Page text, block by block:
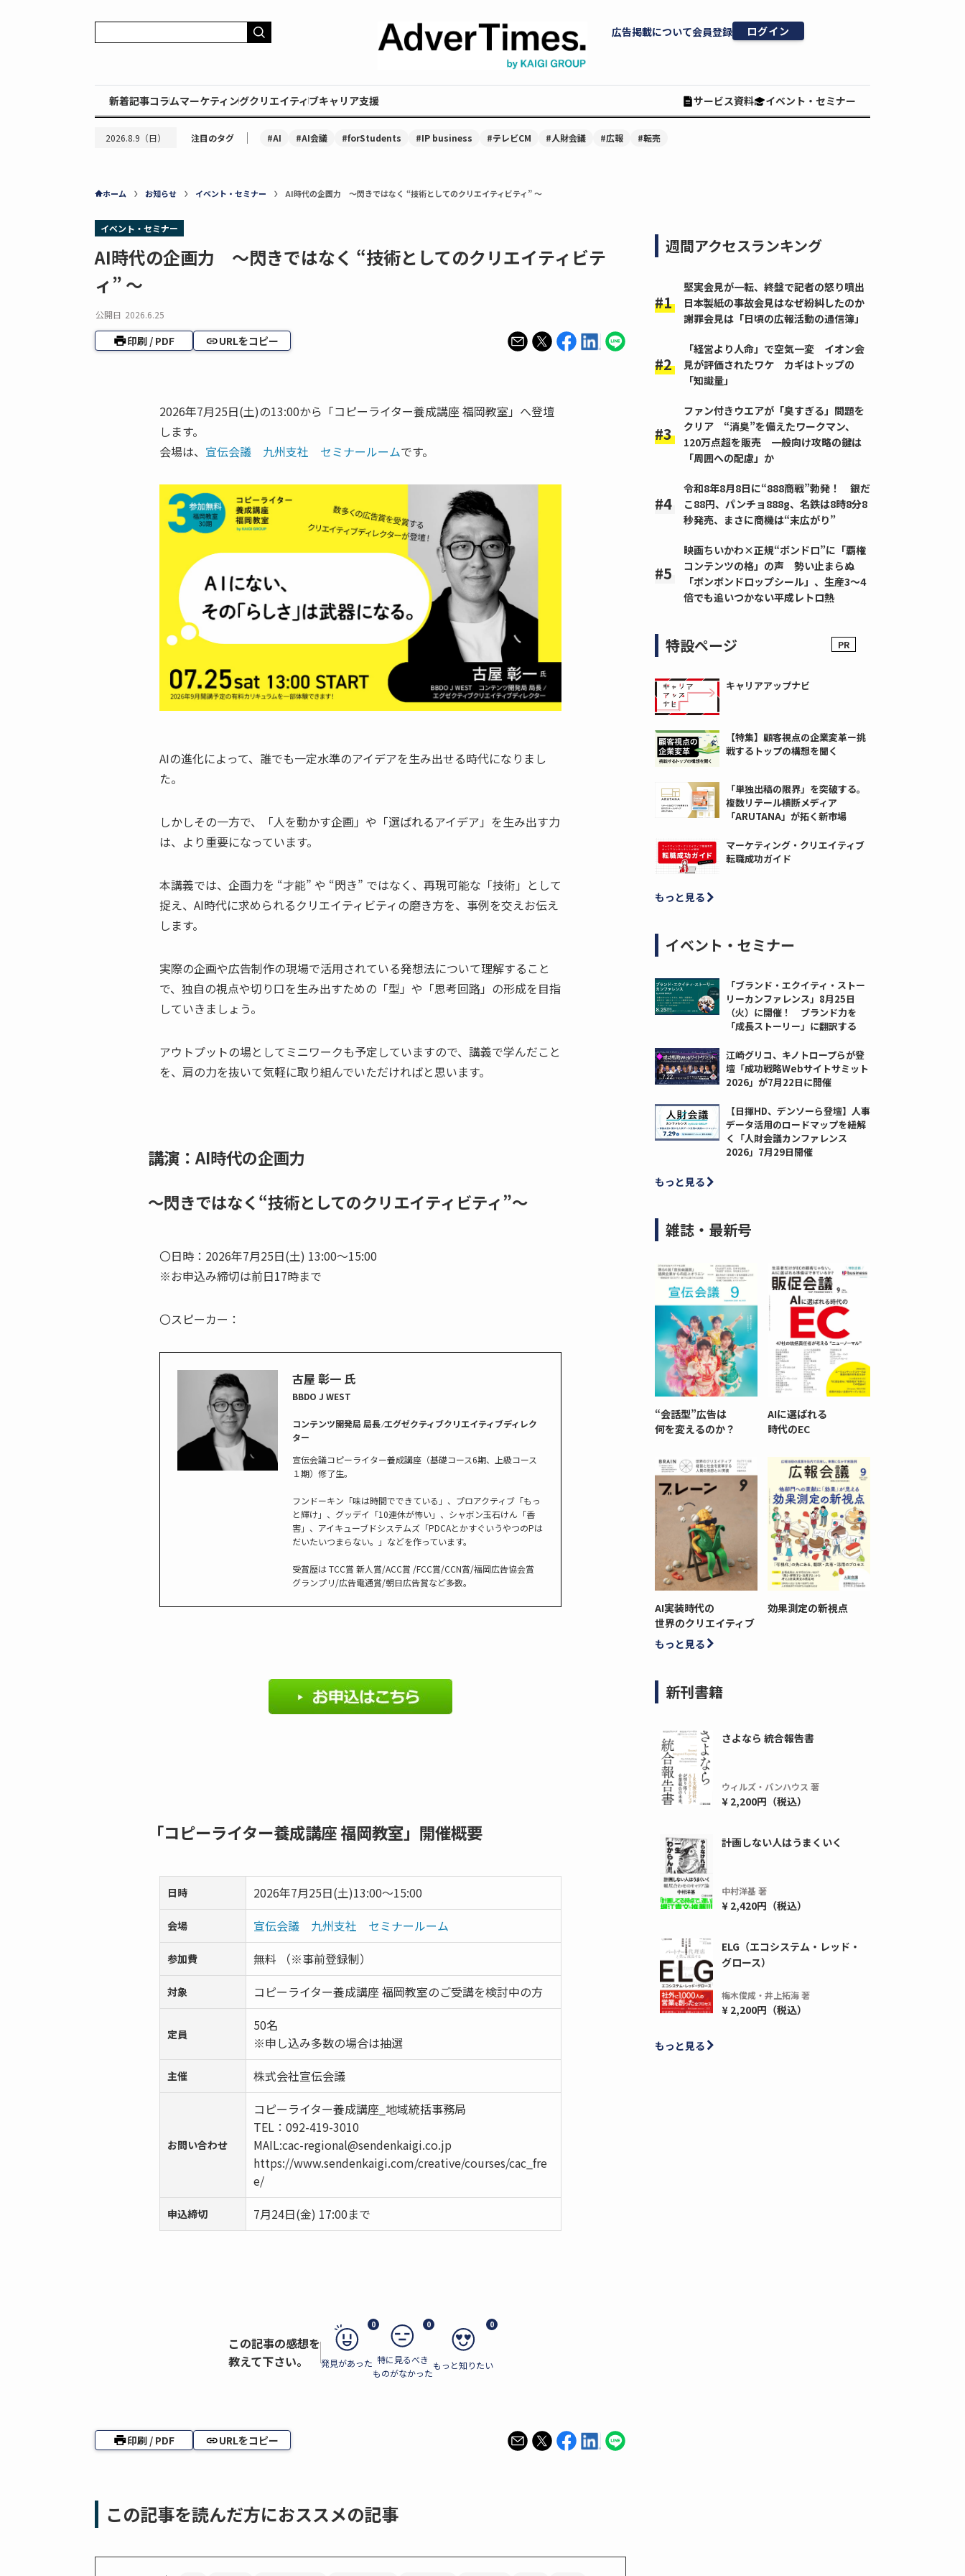
広告掲載について会員登録 ログイン
新着記事コラムマーケティングクリエイティブキャリア支援 サービス資料 イベント・セミナー
2026.8.9（日） 注目のタグ ｜ #AI #AI会議 #forStudents #IP business #テレビCM #人財会議 #広報 #転売
ホーム お知らせ イベント・セミナー AI時代の企画力 ～閃きではなく “技術としてのクリエイティビティ” ～
イベント・セミナー
AI時代の企画力 ～閃きではなく “技術としてのクリエイティビテ
ィ” ～
公開日 2026.6.25
印刷 / PDF URLをコピー
2026年7月25日(土)の13:00から「コピーライター養成講座 福岡教室」へ登壇
します。
会場は、 宣伝会議 九州支社 セミナールームです。
AIの進化によって、誰でも一定水準のアイデアを生み出せる時代になりまし
た。
しかしその一方で、「人を動かす企画」や「選ばれるアイデア」を生み出す力
は、より重要になっています。
本講義では、企画力を “才能” や “閃き” ではなく、再現可能な「技術」として
捉え、AI時代に求められるクリエイティビティの磨き方を、事例を交えお伝え
します。
実際の企画や広告制作の現場で活用されている発想法について理解すること
で、独自の視点や切り口を生み出すための「型」や「思考回路」の形成を目指
していきましょう。
アウトプットの場としてミニワークも予定していますので、講義で学んだこと
を、肩の力を抜いて気軽に取り組んでいただければと思います。
講演：AI時代の企画力
～閃きではなく“技術としてのクリエイティビティ”～
〇日時：2026年7月25日(土) 13:00～15:00
※お申込み締切は前日17時まで
〇スピーカー：
古屋 彰一 氏
BBDO J WEST
コンテンツ開発局 局長 ⁄エグゼクティブクリエイティブディレク
ター
宣伝会議コピーライター養成講座（基礎コース6期、上級コース
１期）修了生。
フンドーキン「味は時間でできている」、プロアクティブ「もっ
と輝け」、グッデイ「10連休が怖い」、シャボン玉石けん「香
害」、アイキューブドシステムズ「PDCAとかすぐいうやつのPは
だいたいつまらない。」などを作っています。
受賞歴は TCC賞 新人賞/ACC賞 /FCC賞/CCN賞/福岡広告協会賞
グランプリ/広告電通賞/朝日広告賞など多数。
「コピーライター養成講座 福岡教室」開催概要
日時 2026年7月25日(土)13:00～15:00
会場 宣伝会議 九州支社 セミナールーム
参加費 無料 （※事前登録制）
対象 コピーライター養成講座 福岡教室のご受講を検討中の方
定員
50名
※申し込み多数の場合は抽選
主催 株式会社宣伝会議
お問い合わせ
コピーライター養成講座_地域統括事務局
TEL：092-419-3010
MAIL:cac-regional@sendenkaigi.co.jp
https://www.sendenkaigi.com/creative/courses/cac_fre
e/
申込締切 7月24日(金) 17:00まで
この記事の感想を
教えて下さい。
0
発見があった
0
特に見るべき
ものがなかった
0
もっと知りたい
印刷 / PDF URLをコピー
この記事を読んだ方におススメの記事
週間アクセスランキング
堅実会見が一転、終盤で記者の怒り噴出
日本製紙の事故会見はなぜ紛糾したのか
謝罪会見は「日頃の広報活動の通信簿」
「経営より人命」で空気一変 イオン会
見が評価されたワケ カギはトップの
「知識量」
ファン付きウエアが「臭すぎる」問題を
クリア “消臭”を備えたワークマン、
120万点超を販売 一般向け攻略の鍵は
「周囲への配慮」か
令和8年8月8日に“888商戦”勃発！ 銀だ
こ88円、パンチョ888g、名鉄は8時8分8
秒発売、まさに商機は“末広がり”
映画ちいかわ×正規“ボンドロ”に「覇権
コンテンツの格」の声 勢い止まらぬ
「ボンボンドロップシール」、生産3～4
倍でも追いつかない平成レトロ熱
特設ページ
キャリアアップナビ
【特集】顧客視点の企業変革ー挑
戦するトップの構想を聞く
「単独出稿の限界」を突破する。
複数リテール横断メディア
「ARUTANA」が拓く新市場
マーケティング・クリエイティブ
転職成功ガイド
もっと見る
イベント・セミナー
「ブランド・エクイティ・ストー
リーカンファレンス」8月25日
（火）に開催！ ブランド力を
「成長ストーリー」に翻訳する
江崎グリコ、キノトロープらが登
壇「成功戦略Webサイトサミット
2026」が7月22日に開催
【日揮HD、デンソーら登壇】人事
データ活用のロードマップを紐解
く「人財会議カンファレンス
2026」7月29日開催
もっと見る
雑誌・最新号
“会話型”広告は
何を変えるのか？
AIに選ばれる
時代のEC
AI実装時代の
世界のクリエイティブ
効果測定の新視点
もっと見る
新刊書籍
さよなら 統合報告書
ウィルズ・パンハウス 著
¥ 2,200円（税込）
計画しない人はうまくいく
中村洋基 著
¥ 2,420円（税込）
ELG（エコシステム・レッド・
グロース）
梅木俊成・井上拓海 著
¥ 2,200円（税込）
もっと見る